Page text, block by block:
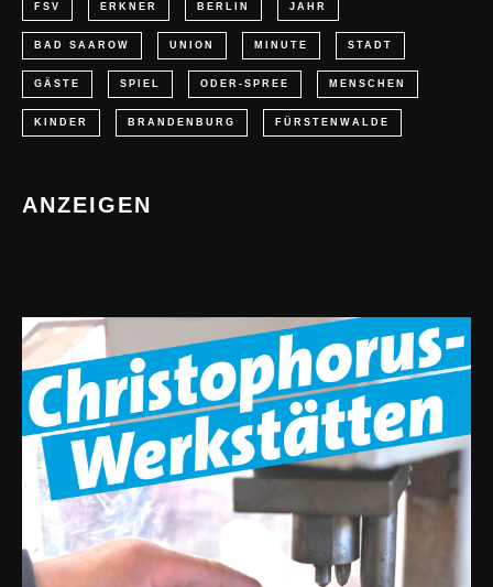
FSV ERKNER BERLIN JAHR
BAD SAAROW UNION MINUTE STADT
GÄSTE SPIEL ODER-SPREE MENSCHEN
KINDER BRANDENBURG FÜRSTENWALDE
ANZEIGEN